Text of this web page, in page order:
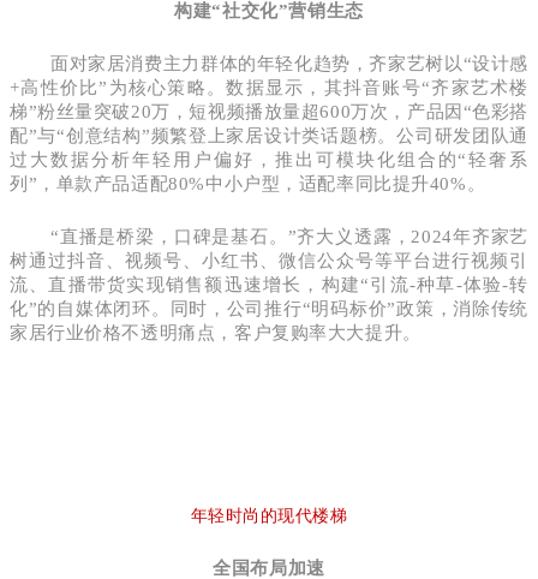
构建“社交化”营销生态
面对家居消费主力群体的年轻化趋势，齐家艺树以“设计感
+高性价比”为核心策略。数据显示，其抖音账号“齐家艺术楼
梯”粉丝量突破20万，短视频播放量超600万次，产品因“色彩搭
配”与“创意结构”频繁登上家居设计类话题榜。公司研发团队通
过大数据分析年轻用户偏好，推出可模块化组合的“轻奢系
列”，单款产品适配80%中小户型，适配率同比提升40%。
“直播是桥梁，口碑是基石。”齐大义透露，2024年齐家艺
树通过抖音、视频号、小红书、微信公众号等平台进行视频引
流、直播带货实现销售额迅速增长，构建“引流-种草-体验-转
化”的自媒体闭环。同时，公司推行“明码标价”政策，消除传统
家居行业价格不透明痛点，客户复购率大大提升。
年轻时尚的现代楼梯
全国布局加速